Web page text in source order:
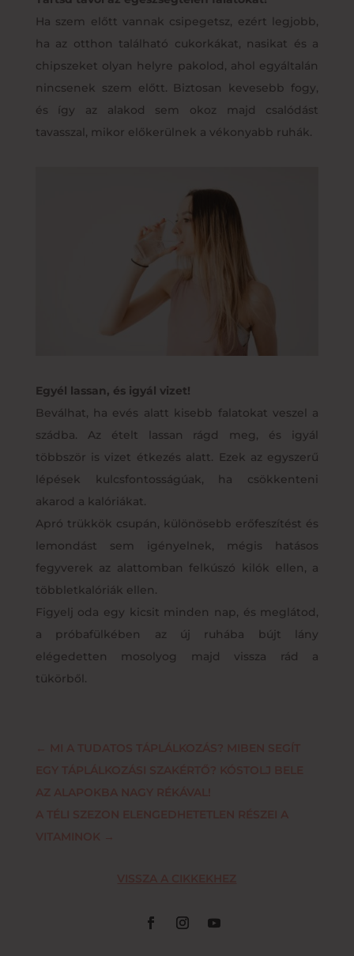
Ha szem előtt vannak csipegetsz, ezért legjobb,
ha az otthon található cukorkákat, nasikat és a
chipszeket olyan helyre pakolod, ahol egyáltalán
nincsenek szem előtt. Biztosan kevesebb fogy,
és így az alakod sem okoz majd csalódást
tavasszal, mikor előkerülnek a vékonyabb ruhák.
Egyél lassan, és igyál vizet!
Beválhat, ha evés alatt kisebb falatokat veszel a
szádba. Az ételt lassan rágd meg, és igyál
többször is vizet étkezés alatt. Ezek az egyszerű
lépések kulcsfontosságúak, ha csökkenteni
akarod a kalóriákat.
Apró trükkök csupán, különösebb erőfeszítést és
lemondást sem igényelnek, mégis hatásos
fegyverek az alattomban felkúszó kilók ellen, a
többletkalóriák ellen.
Figyelj oda egy kicsit minden nap, és meglátod,
a próbafülkében az új ruhába bújt lány
elégedetten mosolyog majd vissza rád a
tükörből.